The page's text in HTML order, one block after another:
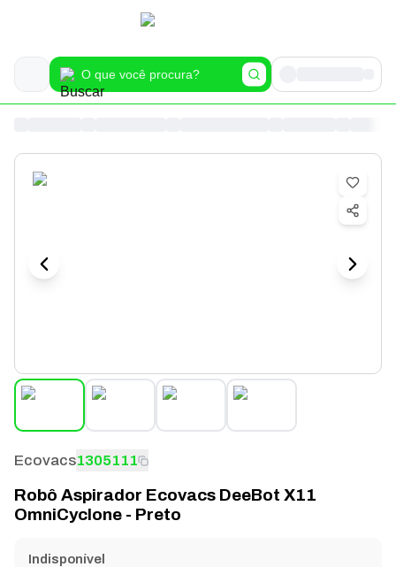
Ecovacs1305111
Robô Aspirador Ecovacs DeeBot X11
OmniCyclone - Preto
Indisponível